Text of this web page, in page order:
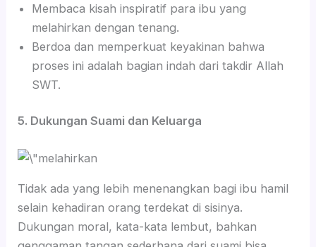
Membaca kisah inspiratif para ibu yang
melahirkan dengan tenang.
Berdoa dan memperkuat keyakinan bahwa
proses ini adalah bagian indah dari takdir Allah
SWT.
5. Dukungan Suami dan Keluarga
Tidak ada yang lebih menenangkan bagi ibu hamil
selain kehadiran orang terdekat di sisinya.
Dukungan moral, kata-kata lembut, bahkan